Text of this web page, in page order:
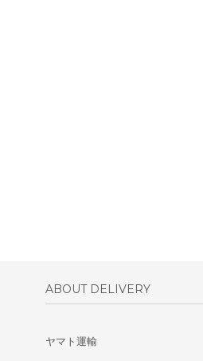
ABOUT DELIVERY
ヤマト運輸